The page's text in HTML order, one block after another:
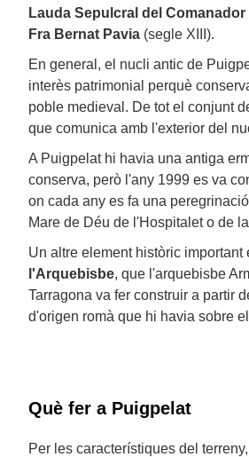
Lauda Sepulcral del
Fra Bernat Pavia (segle XIII).
En general, el nucli antic de
interès patrimonial perquè
poble medieval. De tot el conjunt
que comunica amb l'exterior del
A Puigpelat hi havia una antiga
conserva, però l'any 1999 es va
on cada any es fa una
Mare de Déu de l'Hospitalet o de
Un altre element històric important
l'Arquebisbe, que l'arquebisbe
Tarragona va fer construir a partir
d'origen romà que hi havia sobre
Què fer a Puigpelat
Per les característiques del